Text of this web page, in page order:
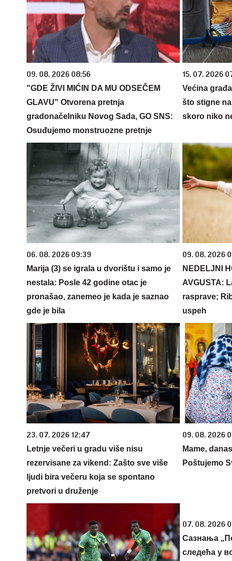
09. 08. 2026 08:56
"GDE ŽIVI MIĆIN DA MU ODSEČEM
GLAVU" Otvorena pretnja
gradonačelniku Novog Sada, GO SNS:
Osuđujemo monstruozne pretnje
15. 07. 2026
Većina
što stigne
skoro niko
06. 08. 2026 09:39
Marija (3) se igrala u dvorištu i samo je
nestala: Posle 42 godine otac je
pronašao, zanemeo je kada je saznao
gde je bila
09. 08. 2026
NEDELJNI
AVGUSTA:
rasprave;
uspeh
23. 07. 2026 12:47
Letnje večeri u gradu više nisu
rezervisane za vikend: Zašto sve više
ljudi bira večeru koja se spontano
pretvori u druženje
09. 08. 2026
Mame,
Poštujemo
07. 08. 2026
Сазнања
следећа у